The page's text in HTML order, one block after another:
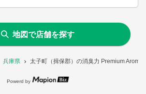
兵庫県 太子町（揖保郡）の消臭力 Premium
地図で店舗を探す
Powerd by